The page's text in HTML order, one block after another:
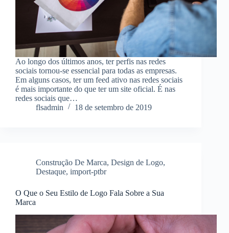
Ao longo dos últimos anos, ter perfis nas redes
sociais tornou-se essencial para todas as empresas.
Em alguns casos, ter um feed ativo nas redes sociais
é mais importante do que ter um site oficial. É nas
redes sociais que…
flsadmin
18 de setembro de 2019
Construção De Marca, Design de Logo,
Destaque, import-ptbr
O Que o Seu Estilo de Logo Fala Sobre a Sua
Marca